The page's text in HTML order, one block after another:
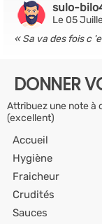
sulo-
Le 05
Sa va des fois c
DONNER
Attribuez une note à
(excellent)
Accueil
Hygiène
Fraicheur
Crudités
Sauces